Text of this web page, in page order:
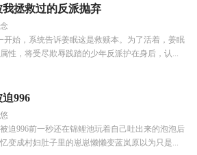
我拯救过的反派抛弃
开始，系统告诉姜眠这是救赎本。为了活着，姜眠
性，将受尽欺辱践踏的少年反派护在身后，认...
996
迫996前一秒还在锦鲤池玩着自己吐出来的泡泡后
变成村妇肚子里的崽崽懒懒变蓝岚原以为只是...